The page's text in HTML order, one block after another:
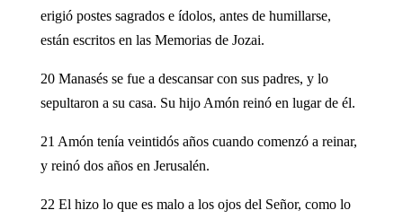
erigió postes sagrados e ídolos, antes de humillarse,
están escritos en las Memorias de Jozai.
20 Manasés se fue a descansar con sus padres, y lo
sepultaron a su casa. Su hijo Amón reinó en lugar de él.
21 Amón tenía veintidós años cuando comenzó a reinar,
y reinó dos años en Jerusalén.
22 El hizo lo que es malo a los ojos del Señor, como lo